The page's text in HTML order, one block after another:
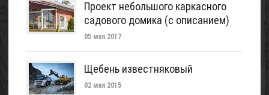
Проект небольшого каркасного
садового домика (с описанием)
05 мая 2017
Щебень известняковый
02 мая 2015